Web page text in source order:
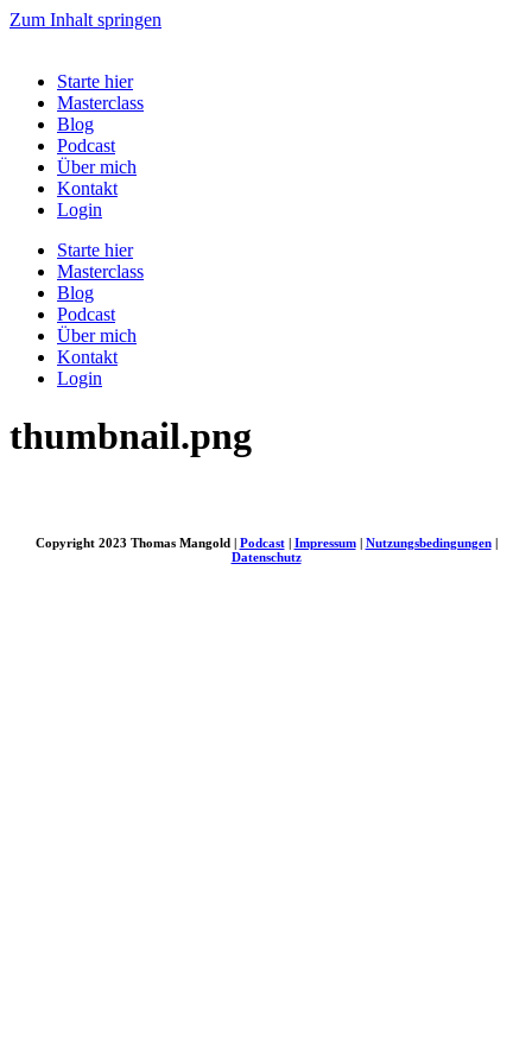
Zum Inhalt springen
Starte hier
Masterclass
Blog
Podcast
Über mich
Kontakt
Login
Starte hier
Masterclass
Blog
Podcast
Über mich
Kontakt
Login
thumbnail.png
Copyright 2023 Thomas Mangold | Podcast| Impressum| Nutzungsbedingungen|
Datenschutz